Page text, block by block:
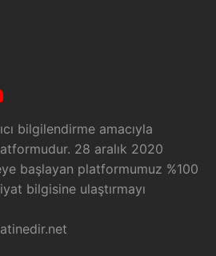
bilgilendirme amacıyla
28 aralık 2020
başlayan platformumuz %100
bilgisine ulaştırmayı